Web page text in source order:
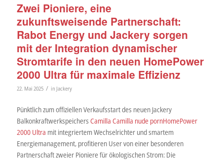
Zwei Pioniere, eine
zukunftsweisende Partnerschaft:
Rabot Energy und Jackery sorgen
mit der Integration dynamischer
Stromtarife in den neuen HomePower
2000 Ultra für maximale Effizienz
22. Mai 2025 / in Jackery
Pünktlich zum offiziellen Verkaufsstart des neuen Jackery
Balkonkraftwerkspeichers Camilla Camilla nude pornHomePower
2000 Ultra mit integriertem Wechselrichter und smartem
Energiemanagement, profitieren User von einer besonderen
Partnerschaft zweier Pioniere für ökologischen Strom: Die